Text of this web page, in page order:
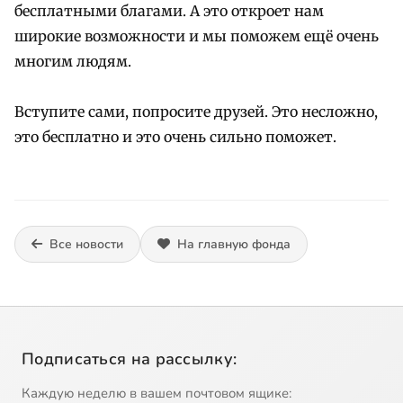
бесплатными благами. А это откроет нам
широкие возможности и мы поможем ещё очень
многим людям.
Вступите сами, попросите друзей. Это несложно,
это бесплатно и это очень сильно поможет.
Все новости На главную фонда
Подписаться на рассылку:
Каждую неделю в вашем почтовом ящике: